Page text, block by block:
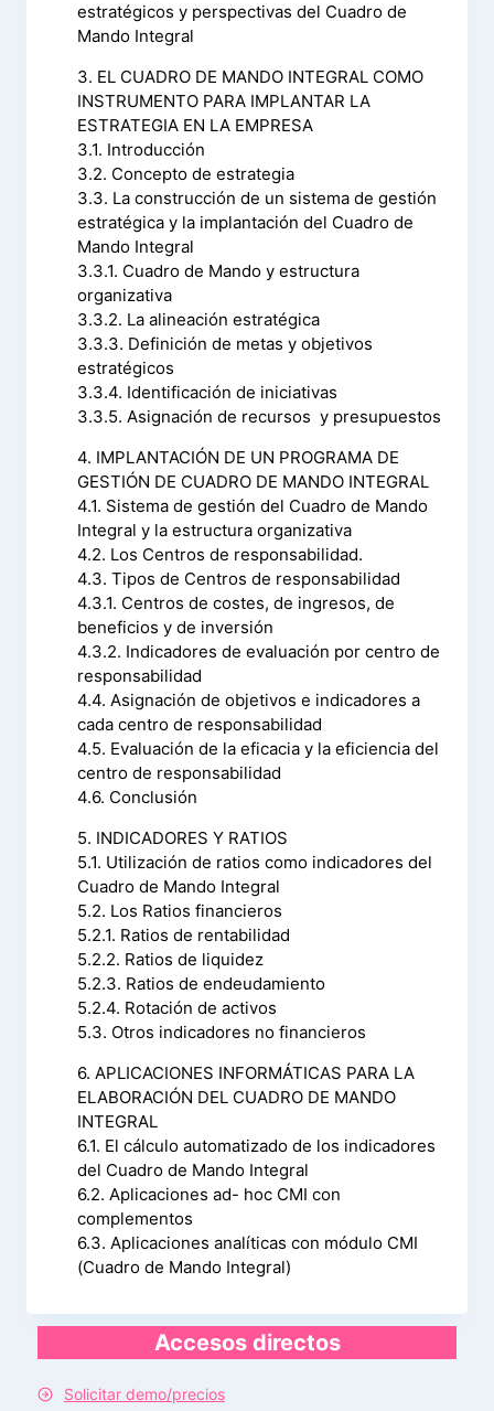
estratégicos y perspectivas del Cuadro de
Mando Integral
3. EL CUADRO DE MANDO INTEGRAL COMO
INSTRUMENTO PARA IMPLANTAR LA
ESTRATEGIA EN LA EMPRESA
3.1. Introducción
3.2. Concepto de estrategia
3.3. La construcción de un sistema de gestión
estratégica y la implantación del Cuadro de
Mando Integral
3.3.1. Cuadro de Mando y estructura
organizativa
3.3.2. La alineación estratégica
3.3.3. Definición de metas y objetivos
estratégicos
3.3.4. Identificación de iniciativas
3.3.5. Asignación de recursos y presupuestos
4. IMPLANTACIÓN DE UN PROGRAMA DE
GESTIÓN DE CUADRO DE MANDO INTEGRAL
4.1. Sistema de gestión del Cuadro de Mando
Integral y la estructura organizativa
4.2. Los Centros de responsabilidad.
4.3. Tipos de Centros de responsabilidad
4.3.1. Centros de costes, de ingresos, de
beneficios y de inversión
4.3.2. Indicadores de evaluación por centro de
responsabilidad
4.4. Asignación de objetivos e indicadores a
cada centro de responsabilidad
4.5. Evaluación de la eficacia y la eficiencia del
centro de responsabilidad
4.6. Conclusión
5. INDICADORES Y RATIOS
5.1. Utilización de ratios como indicadores del
Cuadro de Mando Integral
5.2. Los Ratios financieros
5.2.1. Ratios de rentabilidad
5.2.2. Ratios de liquidez
5.2.3. Ratios de endeudamiento
5.2.4. Rotación de activos
5.3. Otros indicadores no financieros
6. APLICACIONES INFORMÁTICAS PARA LA
ELABORACIÓN DEL CUADRO DE MANDO
INTEGRAL
6.1. El cálculo automatizado de los indicadores
del Cuadro de Mando Integral
6.2. Aplicaciones ad- hoc CMI con
complementos
6.3. Aplicaciones analíticas con módulo CMI
(Cuadro de Mando Integral)
Accesos directos
Solicitar demo/precios